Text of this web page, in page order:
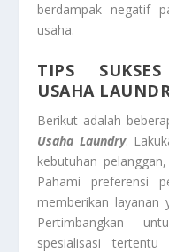
berdampak negatif
usaha.
TIPS
USAHA
Berikut adalah
Usaha Laundry.
kebutuhan
Pahami preferensi
memberikan layanan
Pertimbangkan
spesialisasi